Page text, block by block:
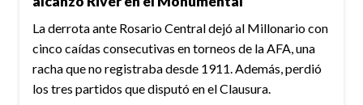
La derrota ante Rosario Central dejó al Millonario con
cinco caídas consecutivas en torneos de la AFA, una
racha que no registraba desde 1911. Además, perdió
los tres partidos que disputó en el Clausura.